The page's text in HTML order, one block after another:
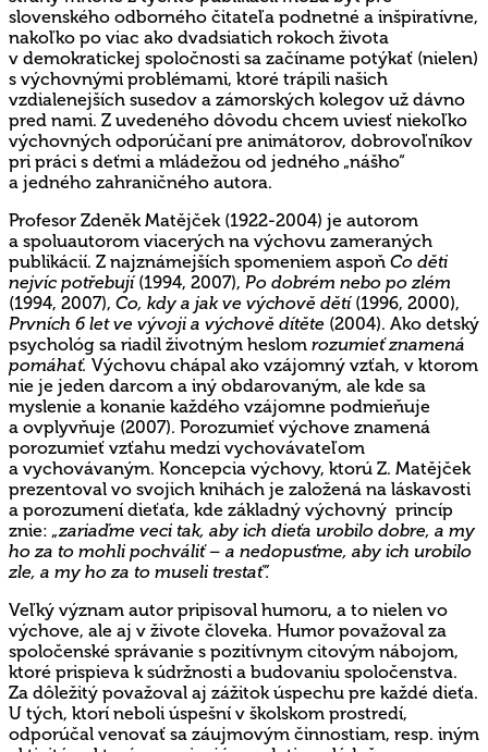
slovenského odborného čitateľa podnetné a inšpiratívne,
nakoľko po viac ako dvadsiatich rokoch života
v demokratickej spoločnosti sa začíname potýkať (nielen)
s výchovnými problémami, ktoré trápili našich
vzdialenejších susedov a zámorských kolegov už dávno
pred nami. Z uvedeného dôvodu chcem uviesť niekoľko
výchovných odporúčaní pre animátorov, dobrovoľníkov
pri práci s deťmi a mládežou od jedného „nášho“
a jedného zahraničného autora.
Profesor Zdeněk Matějček (1922-2004) je autorom
a spoluautorom viacerých na výchovu zameraných
publikácií. Z najznámejších spomeniem aspoň Co děti
nejvíc potřebují (1994, 2007), Po dobrém nebo po zlém
(1994, 2007), Co, kdy a jak ve výchově dětí (1996, 2000),
Prvních 6 let ve vývoji a výchově dítěte (2004). Ako detský
psychológ sa riadil životným heslom rozumieť znamená
pomáhať. Výchovu chápal ako vzájomný vzťah, v ktorom
nie je jeden darcom a iný obdarovaným, ale kde sa
myslenie a konanie každého vzájomne podmieňuje
a ovplyvňuje (2007). Porozumieť výchove znamená
porozumieť vzťahu medzi vychovávateľom
a vychovávaným. Koncepcia výchovy, ktorú Z. Matějček
prezentoval vo svojich knihách je založená na láskavosti
a porozumení dieťaťa, kde základný výchovný princíp
znie: „zariaďme veci tak, aby ich dieťa urobilo dobre, a my
ho za to mohli pochváliť – a nedopusťme, aby ich urobilo
zle, a my ho za to museli trestať”.
Veľký význam autor pripisoval humoru, a to nielen vo
výchove, ale aj v živote človeka. Humor považoval za
spoločenské správanie s pozitívnym citovým nábojom,
ktoré prispieva k súdržnosti a budovaniu spoločenstva.
Za dôležitý považoval aj zážitok úspechu pre každé dieťa.
U tých, ktorí neboli úspešní v školskom prostredí,
odporúčal venovať sa záujmovým činnostiam, resp. iným